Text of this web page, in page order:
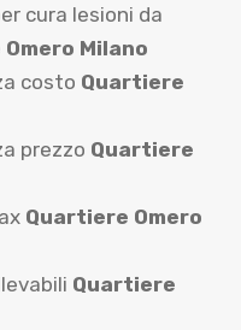
cura lesioni da
Milano
costo Quartiere
prezzo Quartiere
Quartiere Omero
Quartiere